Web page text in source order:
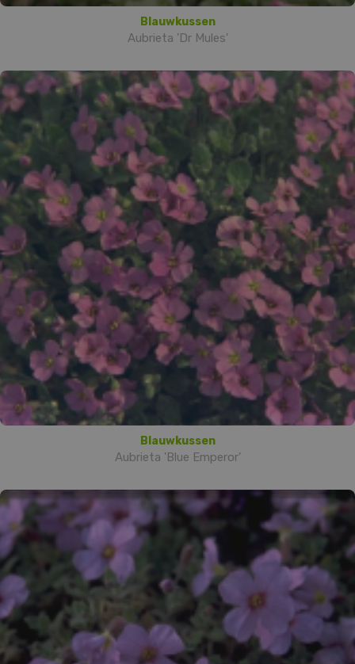
Blauwkussen
Aubrieta 'Dr Mules'
Blauwkussen
Aubrieta 'Blue Emperor'